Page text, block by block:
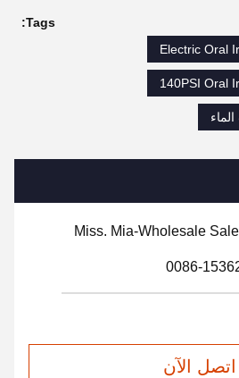
Tags:
Electric Oral
140PSI Oral
Miss. Mia-Wholesale
0086-
اتصل الآن